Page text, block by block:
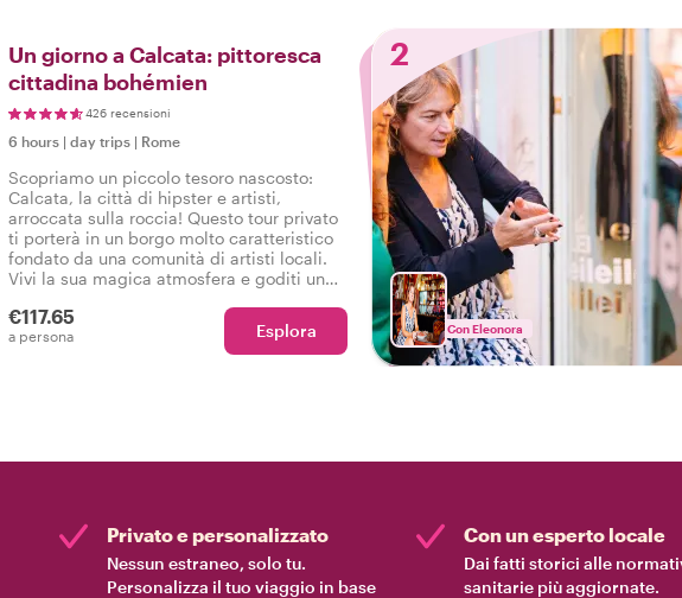
Un giorno a Calcata: pittoresca
cittadina bohémien
426 recensioni
6 hours | day trips | Rome
Scopriamo un piccolo tesoro nascosto:
Calcata, la città di hipster e artisti,
arroccata sulla roccia! Questo tour privato
ti porterà in un borgo molto caratteristico
fondato da una comunità di artisti locali.
Vivi la sua magica atmosfera e goditi un
incantevole.
€117.65
a persona Esplora
2
Con Eleonora
Privato e personalizzato
Nessun estraneo, solo tu.
Personalizza il tuo viaggio in base
Con un esperto locale
Dai fatti storici alle
sanitarie più aggiornate.